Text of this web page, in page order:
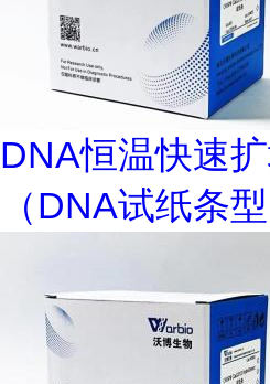
DNA恒温快速
（DNA试纸条型